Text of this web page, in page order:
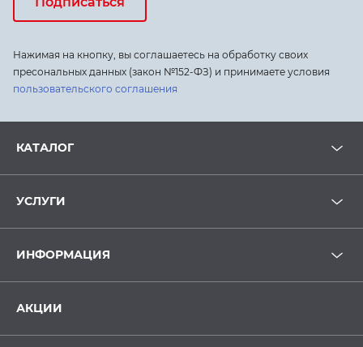
Нажимая на кнопку, вы соглашаетесь на обработку своих
пресональных данных (закон №152-ФЗ) и принимаете условия
пользовательского соглашения
КАТАЛОГ
УСЛУГИ
ИНФОРМАЦИЯ
АКЦИИ